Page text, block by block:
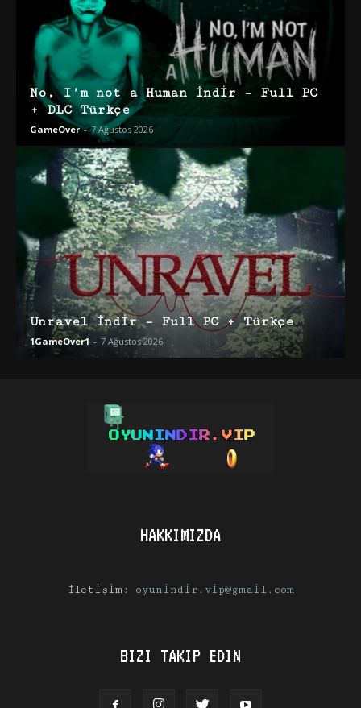
No, I’m not a Human İndir – Full PC
+ DLC Türkçe
GameOver - 7 Ağustos 2026
Unravel İndir – Full PC + Türkçe
1GameOver1 - 7 Ağustos 2026
HAKKIMIZDA
İletişim: oyunindir.vip@gmail.com
BIZI TAKIP EDIN